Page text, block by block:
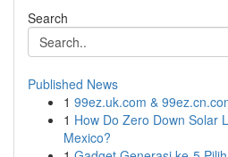
Search
Published News
1 99ez.uk.com &
1 How Do Zero Down Solar
Mexico?